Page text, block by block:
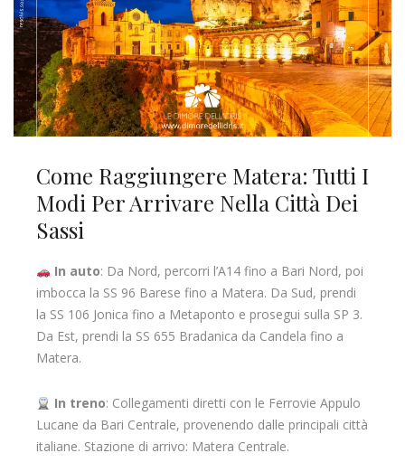
Come Raggiungere Matera: Tutti I
Modi Per Arrivare Nella Città Dei
Sassi
In auto: Da Nord, percorri l’A14 fino a Bari Nord, poi
imbocca la SS 96 Barese fino a Matera. Da Sud, prendi
la SS 106 Jonica fino a Metaponto e prosegui sulla SP 3.
Da Est, prendi la SS 655 Bradanica da Candela fino a
Matera.
In treno: Collegamenti diretti con le Ferrovie Appulo
Lucane da Bari Centrale, provenendo dalle principali città
italiane. Stazione di arrivo: Matera Centrale.